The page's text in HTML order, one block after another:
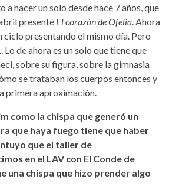
a hacer un solo desde hace 7 años, que
presenté El corazón de Ofelia. Ahora
ciclo presentando el mismo día. Pero
Lo de ahora es un solo que tiene que
sobre su figura, sobre la gimnasia
se trataban los cuerpos entonces y
primera aproximación.
como la chispa que generó un
que haya fuego tiene que haber
que el taller de
en el LAV con El Conde de
una chispa que hizo prender algo